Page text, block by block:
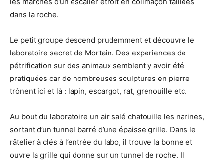
dans la roche.
Le petit groupe descend prudemment et découvre le
laboratoire secret de Mortain. Des expériences de
pétrification sur des animaux semblent y avoir été
pratiquées car de nombreuses sculptures en pierre
trônent ici et là : lapin, escargot, rat, grenouille etc.
Au bout du laboratoire un air salé chatouille les narines,
sortant d’un tunnel barré d’une épaisse grille. Dans le
râtelier à clés à l’entrée du labo, il trouve la bonne et
ouvre la grille qui donne sur un tunnel de roche. Il